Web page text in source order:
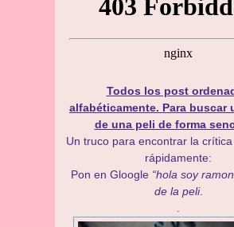
Todos los post
alfabéticamente. Para buscar
de una peli de forma
Un truco para encontrar la
rápidamente:
Pon en Gloogle “hola soy
de la peli.